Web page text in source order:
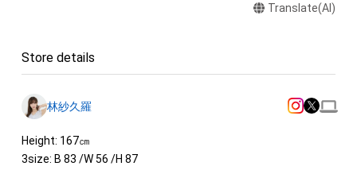
Translate(AI)
Store details
林紗久羅
Height: 167㎝
3size: B 83 /W 56 /H 87